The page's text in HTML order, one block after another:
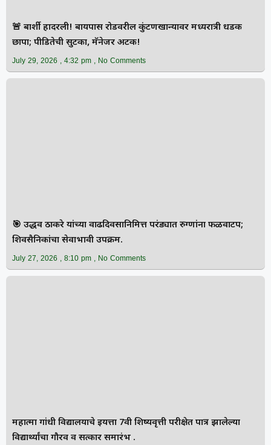
🚨 बार्शी हादरली! बायपास रोडवरील कुंटणखान्यावर मध्यरात्री धडक
छापा; पीडितेची सुटका, मॅनेजर अटक!
July 29, 2026 4:32 pm No Comments
🎯 उद्धव ठाकरे यांच्या वाढदिवसानिमित्त परंड्यात रुग्णांना फळवाटप;
शिवसैनिकांचा सेवाभावी उपक्रम.
July 27, 2026 8:10 pm No Comments
महात्मा गांधी विद्यालयाचे इयत्ता 7वी शिष्यवृत्ती परीक्षेत पात्र झालेल्या
विद्यार्थ्यांचा गौरव व सत्कार समारंभ .